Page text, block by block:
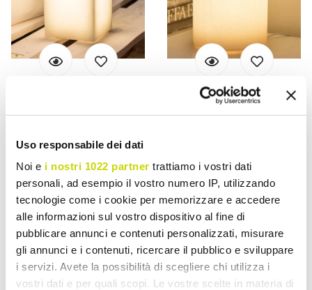
Uso responsabile dei dati
Noi e i nostri 1022 partner trattiamo i vostri dati
personali, ad esempio il vostro numero IP, utilizzando
tecnologie come i cookie per memorizzare e accedere
alle informazioni sul vostro dispositivo al fine di
pubblicare annunci e contenuti personalizzati, misurare
gli annunci e i contenuti, ricercare il pubblico e sviluppare
i servizi. Avete la possibilità di scegliere chi utilizza i
vostri dati e per quali scopi. Le vostre scelte in materia di
fabricată în Italia - Dalila
Lei 607,66 Lei 759,58 - 20%
VIADURINI LIGHTING
Donata
Lei 607,66 Lei 759,58 - 20%